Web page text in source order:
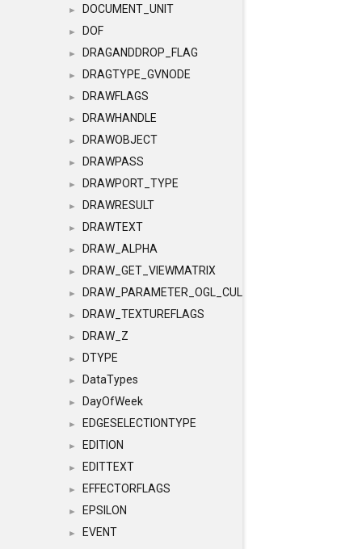
► DOCUMENT_UNIT
► DOF
► DRAGANDDROP_FLAG
► DRAGTYPE_GVNODE
► DRAWFLAGS
► DRAWHANDLE
► DRAWOBJECT
► DRAWPASS
► DRAWPORT_TYPE
► DRAWRESULT
► DRAWTEXT
► DRAW_ALPHA
► DRAW_GET_VIEWMATRIX
► DRAW_PARAMETER_OGL_CULLING
► DRAW_TEXTUREFLAGS
► DRAW_Z
► DTYPE
► DataTypes
► DayOfWeek
► EDGESELECTIONTYPE
► EDITION
► EDITTEXT
► EFFECTORFLAGS
► EPSILON
►
EVENT